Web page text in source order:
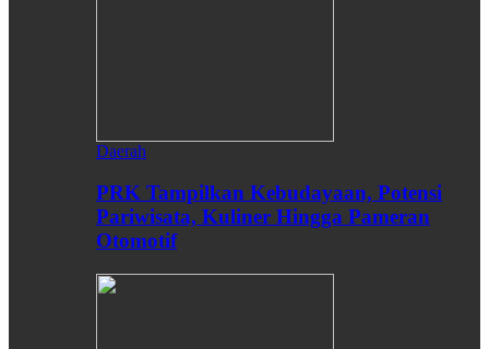
Daerah
PRK Tampilkan Kebudayaan, Potensi
Pariwisata, Kuliner Hingga Pameran
Otomotif